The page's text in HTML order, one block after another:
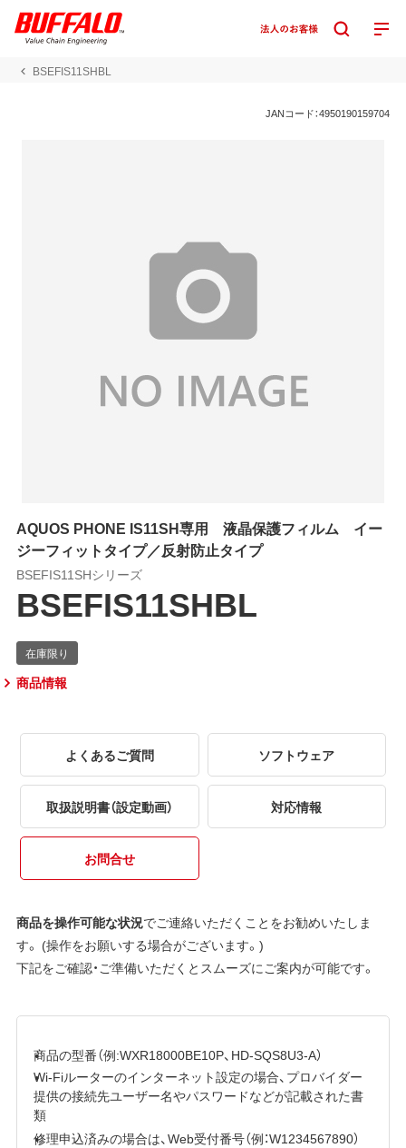
BSEFIS11SHBL
JANコード：4950190159704
AQUOS PHONE IS11SH専用 液晶保護フィルム イー
ジーフィットタイプ／反射防止タイプ
BSEFIS11SHシリーズ
BSEFIS11SHBL
商品情報
よくあるご質問 ソフトウェア
取扱説明書（設定動画） 対応情報
お問合せ
商品を操作可能な状況でご連絡いただくことをお勧めいたしま
す。 (操作をお願いする場合がございます。)
下記をご確認・ご準備いただくとスムーズにご案内が可能です。
商品の型番（例:WXR18000BE10P、HD-SQS8U3-A）
Wi-Fiルーターのインターネット設定の場合、プロバイダー
提供の接続先ユーザー名やパスワードなどが記載された書
類
修理申込済みの場合は、Web受付番号（例：W1234567890）